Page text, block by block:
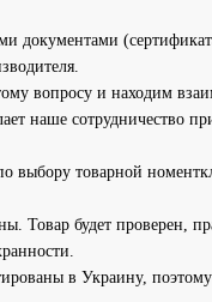
документами
вопросу и находим
наше сотрудничество
товарной
Товар будет проверен,
в Украину, поэтому